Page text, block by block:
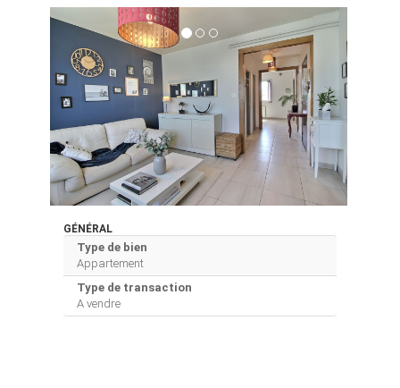
GÉNÉRAL
Type de bien
Appartement
Type de transaction
A vendre